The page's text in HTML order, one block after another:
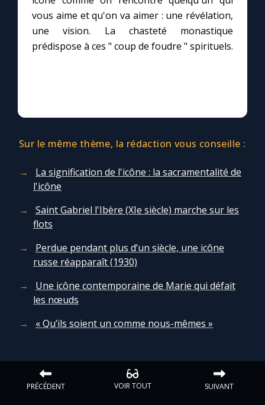
Une Minute avec Marie
Une neuvaine
Chapelet pour le monde
Contact
Faire un don
Marie de Nazareth
vous aime et qu'on va aimer : une révélation,
une vision. La chasteté monastique
prédispose à ces " coup de foudre " spirituels.
Sur le même thème, la rédaction vous conseille :
La signification de l'icône : la sacramentalité de
l'icône
Saint Gabriel l'Ibère (XIe siècle) marche sur les
flots
Perdue pendant plus d’un siècle, une icône
russe réapparaît (1930)
Une icône contemporaine de Marie qui défait
les nœuds
« Qu’ils soient un comme nous-mêmes »
PRÉCÉDENT VOIR TOUT SUIVANT